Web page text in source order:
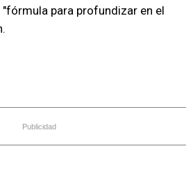
para profundizar en el
Publicidad